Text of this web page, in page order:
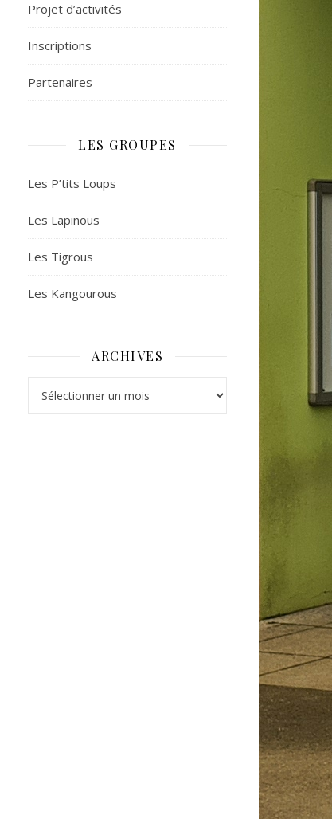
Projet d’activités
Inscriptions
Partenaires
LES GROUPES
Les P’tits Loups
Les Lapinous
Les Tigrous
Les Kangourous
ARCHIVES